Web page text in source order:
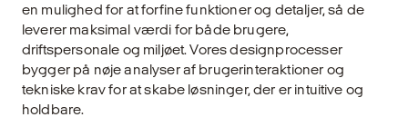
en mulighed for at forfine funktioner og detaljer, så de
leverer maksimal værdi for både brugere,
driftspersonale og miljøet. Vores designprocesser
bygger på nøje analyser af brugerinteraktioner og
tekniske krav for at skabe løsninger, der er intuitive og
holdbare.